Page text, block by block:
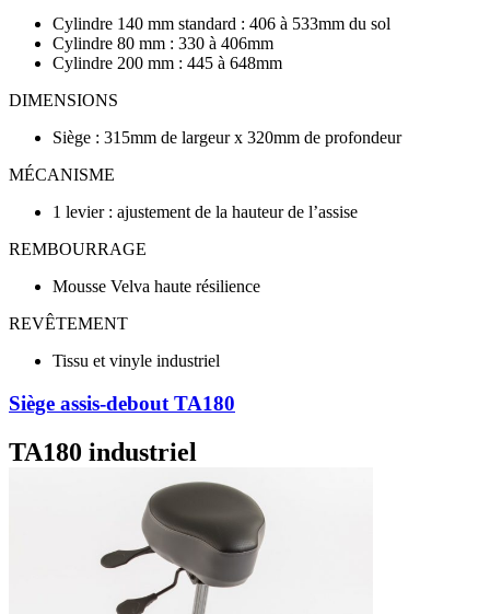
Cylindre 140 mm standard : 406 à 533mm du sol
Cylindre 80 mm : 330 à 406mm
Cylindre 200 mm : 445 à 648mm
DIMENSIONS
Siège : 315mm de largeur x 320mm de profondeur
MÉCANISME
1 levier : ajustement de la hauteur de l’assise
REMBOURRAGE
Mousse Velva haute résilience
REVÊTEMENT
Tissu et vinyle industriel
Siège assis-debout TA180
TA180 industriel